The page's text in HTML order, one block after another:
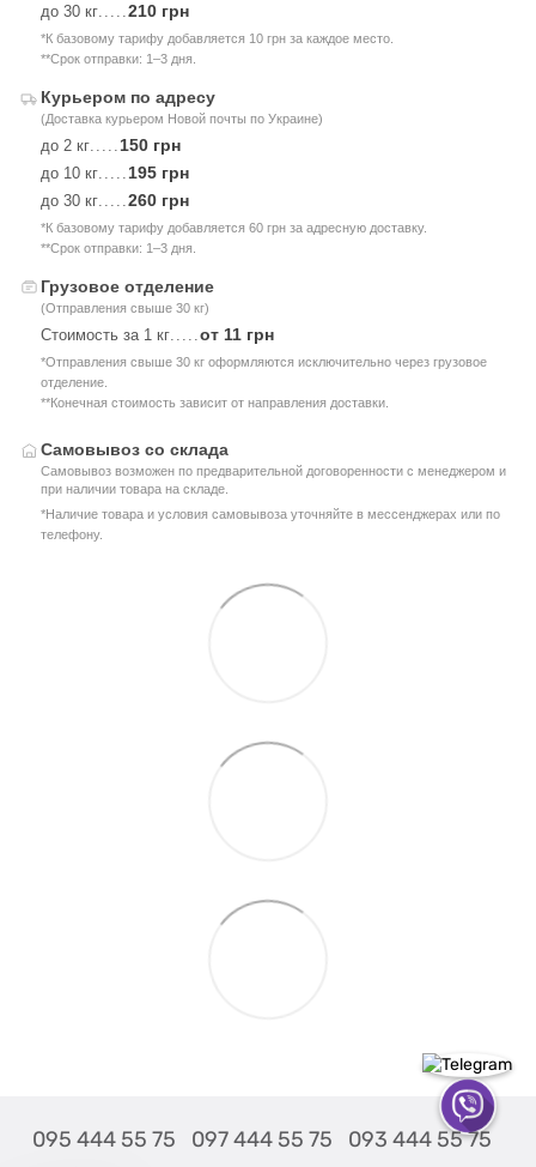
до 30 кг.....210 грн
*К базовому тарифу добавляется 10 грн за каждое место.
**Срок отправки: 1–3 дня.
Курьером по адресу
(Доставка курьером Новой почты по Украине)
до 2 кг..... 150 грн
до 10 кг..... 195 грн
до 30 кг.....260 грн
*К базовому тарифу добавляется 60 грн за адресную доставку.
**Срок отправки: 1–3 дня.
Грузовое отделение
(Отправления свыше 30 кг)
Стоимость за 1 кг.....от 11 грн
*Отправления свыше 30 кг оформляются исключительно через грузовое
отделение.
**Конечная стоимость зависит от направления доставки.
Самовывоз со склада
Самовывоз возможен по предварительной договоренности с менеджером и
при наличии товара на складе.
*Наличие товара и условия самовывоза уточняйте в мессенджерах или по
телефону.
095 444 55 75 097 444 55 75 093 444 55 75